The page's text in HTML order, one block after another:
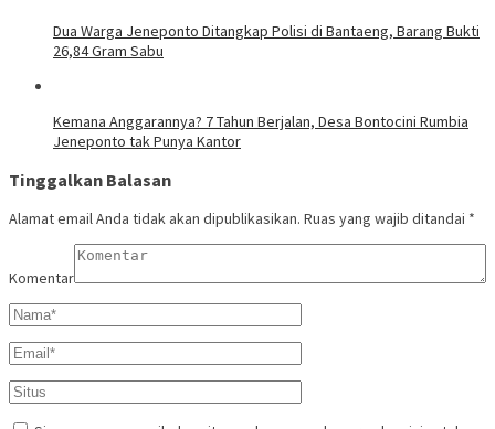
Dua Warga Jeneponto Ditangkap Polisi di Bantaeng, Barang Bukti
26,84 Gram Sabu
Kemana Anggarannya? 7 Tahun Berjalan, Desa Bontocini Rumbia
Jeneponto tak Punya Kantor
Tinggalkan Balasan
Alamat email Anda tidak akan dipublikasikan. Ruas yang wajib ditandai *
Komentar